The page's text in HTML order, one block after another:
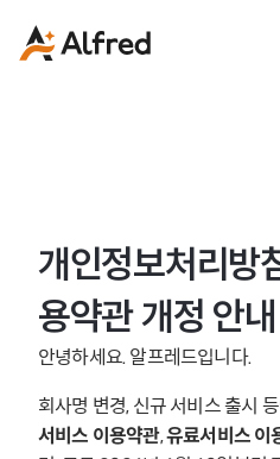
개인정보처리방
용약관 개정 안내
안녕하세요. 알프레드입니다.
회사명 변경, 신규 서비스 출시
서비스 이용약관, 유료서비스 이